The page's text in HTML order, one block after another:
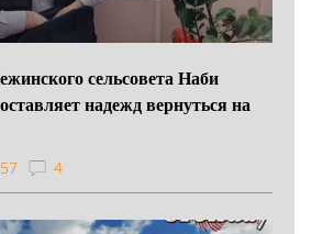
сельсовета Наби
надежд вернуться на
4